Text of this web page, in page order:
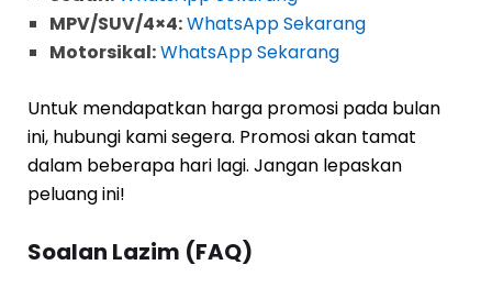
MPV/SUV/4×4:WhatsApp Sekarang
Motorsikal:WhatsApp Sekarang
Untuk mendapatkan harga promosi pada bulan
ini, hubungi kami segera. Promosi akan tamat
dalam beberapa hari lagi. Jangan lepaskan
peluang ini!
Soalan Lazim (FAQ)